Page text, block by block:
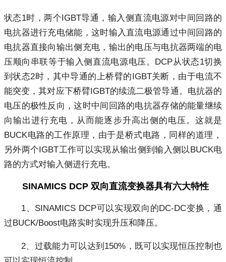
状态1时，两个IGBT导通，输入侧直流电源对中间回路的
电抗器进行充电储能，这时输入直流电源通过中间回路的
电抗器直接向输出侧充电，输出的电压与电抗器两端的电
压顺向串联等于输入侧直流电源电压。DCP从状态1切换
到状态2时，其中导通的上桥臂的IGBT关断，由于电流不
能突变，其对应下桥臂IGBT的续流二极管导通。电抗器的
电压的极性反向，这时中间回路的电抗器存储的能量继续
向输出进行充电，从而能逐步升高出侧的电压。这就是
BUCK电路的工作原理，由于是桥式电路，同样的道理，
另外两个IGBT工作可以实现从输出侧到输入侧以BUCK电
路的方式对输入侧进行充电。
SINAMICS DCP 双向直流变换器具有六大特性
1、SINAMICS DCP可以实现双向的DC-DC变换，通
过BUCK/Boost电路实时实现升压和降压。
2、过载能力可以达到150%，既可以实现恒压控制也